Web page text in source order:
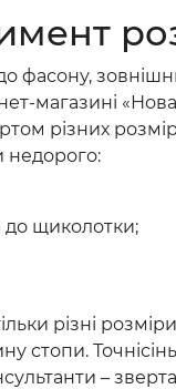
фасону,
магазині
різних
недорого:
до щиколотки;
різні
стопи.
–